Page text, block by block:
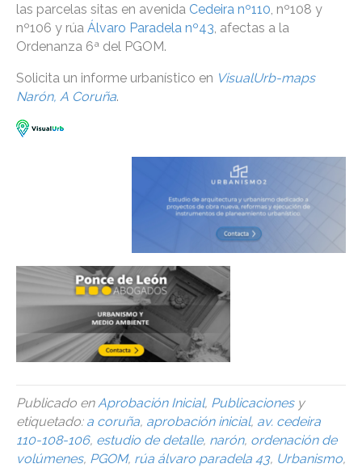
las parcelas sitas en avenida Cedeira nº110 , nº108 y
nº106 y rúa Álvaro Paradela nº43 , afectas a la
Ordenanza 6ª del PGOM.
Solicita un informe urbanístico en VisualUrb-maps
Narón, A Coruña.
Publicado en Aprobación Inicial, Publicacionesy
etiquetado: a coruña, aprobación inicial, av. cedeira
110-108-106, estudio de detalle, narón, ordenación de
volúmenes, PGOM, rúa álvaro paradela 43, Urbanismo,